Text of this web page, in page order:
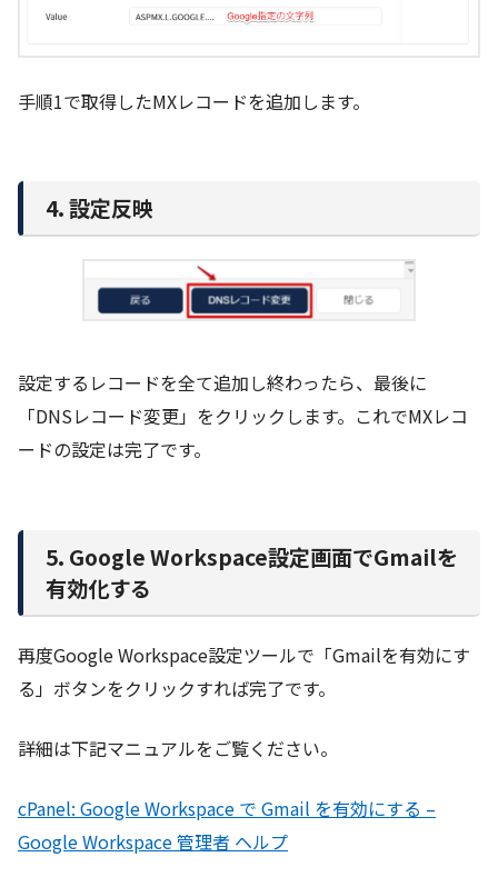
手順1で取得したMXレコードを追加します。
4. 設定反映
設定するレコードを全て追加し終わったら、最後に
「DNSレコード変更」をクリックします。これでMXレコ
ードの設定は完了です。
5. Google Workspace設定画面でGmailを
有効化する
再度Google Workspace設定ツールで「Gmailを有効にす
る」ボタンをクリックすれば完了です。
詳細は下記マニュアルをご覧ください。
cPanel: Google Workspace で Gmail を有効にする –
Google Workspace 管理者 ヘルプ